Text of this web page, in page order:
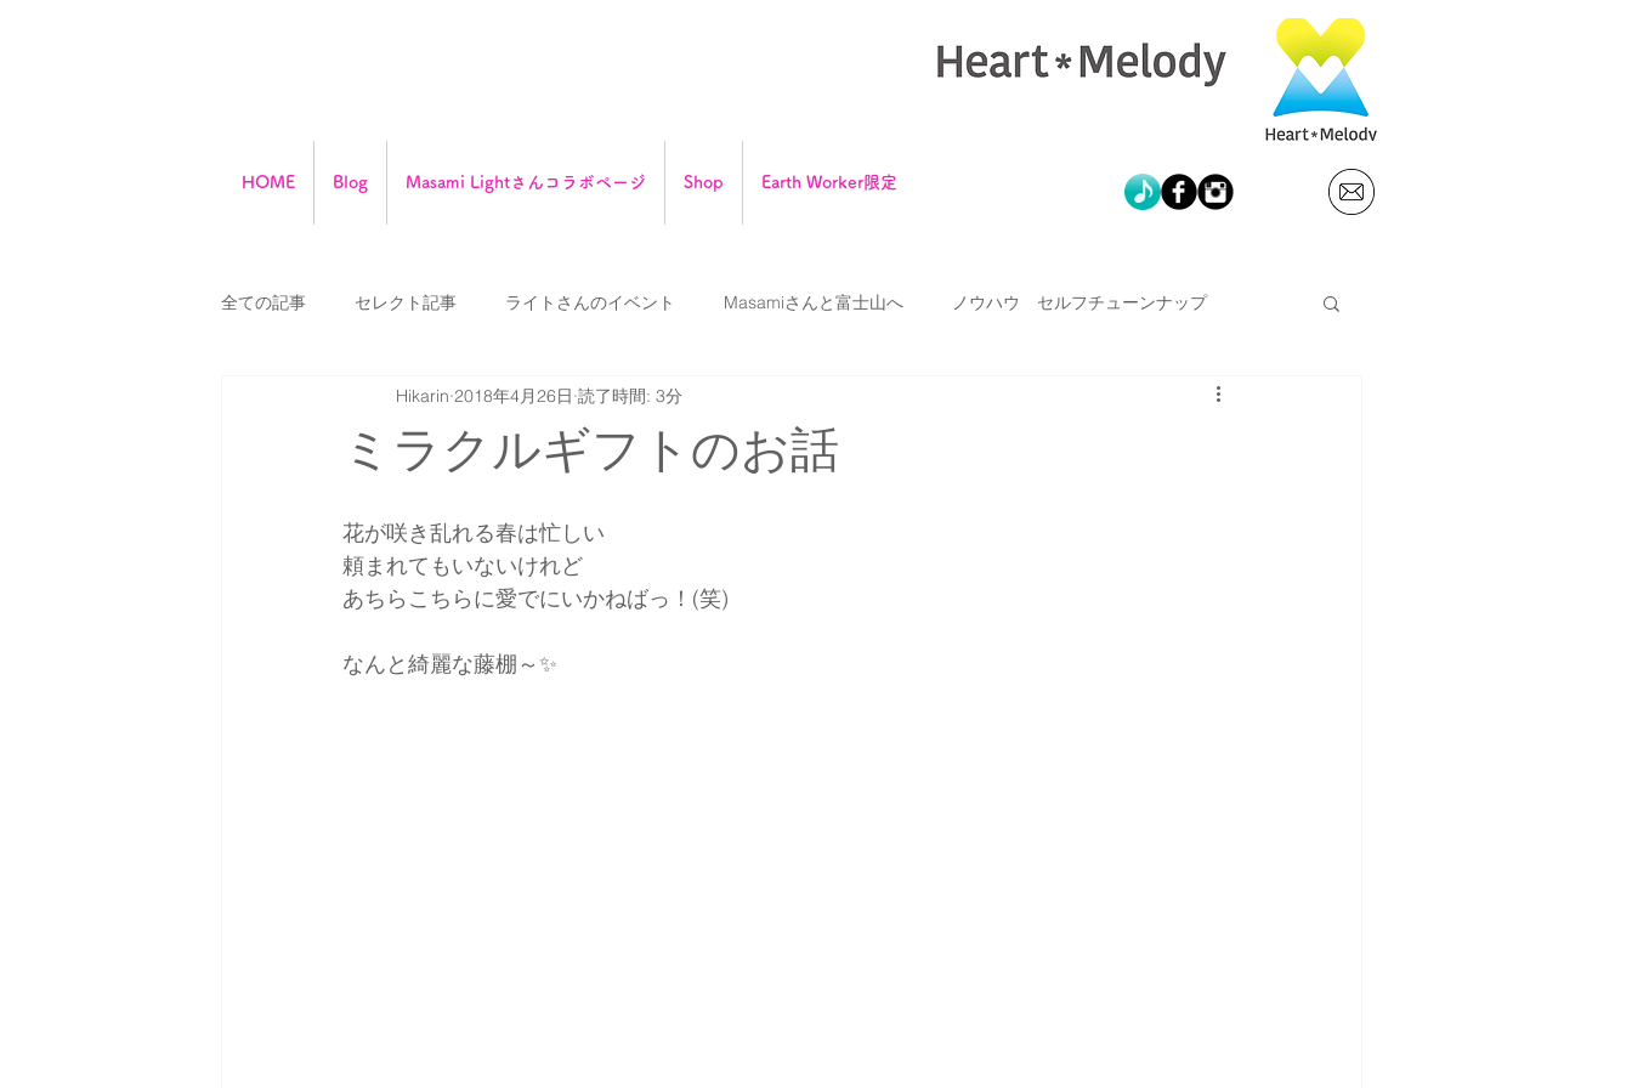
HOME Blog Masami Lightさんコラボページ Shop Earth Worker限定
全ての記事 セレクト記事 ライトさんのイベント Masamiさんと富士山へ ノウハウ セルフチューンナップ
実践心理学ＮＬＰ チューニングツール こんなふうになりたい
ミラクルギフトのお話
Hikarin 2018年4月26日 読了時間: 3分
花が咲き乱れる春は忙しい
頼まれてもいないけれど
あちらこちらに愛でにいかねばっ！(笑)
なんと綺麗な藤棚～✨